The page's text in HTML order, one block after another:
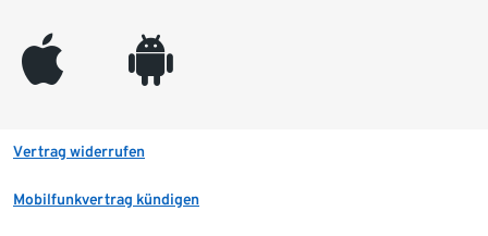
appleinc android
Vertrag widerrufen
Mobilfunkvertrag kündigen